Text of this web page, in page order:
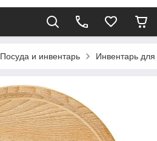
Посуда и инвентарь Инвентарь